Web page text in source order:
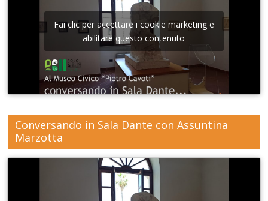
Fai clic per accettare i cookie marketing e
abilitare questo contenuto
Conversando in Sala Dante con Assuntina
Marzotta